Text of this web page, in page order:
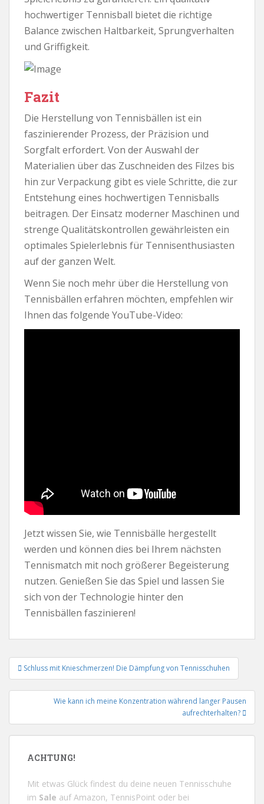
hochwertiger Tennisball bietet die richtige
Balance zwischen Haltbarkeit, Sprungverhalten
und Griffigkeit.
Fazit
Die Herstellung von Tennisbällen ist ein
faszinierender Prozess, der Präzision und
Sorgfalt erfordert. Von der Auswahl der
Materialien über das Zuschneiden des Filzes bis
hin zur Verpackung gibt es viele Schritte, die zur
Entstehung eines hochwertigen Tennisballs
beitragen. Der Einsatz moderner Maschinen und
strenge Qualitätskontrollen gewährleisten ein
optimales Spielerlebnis für Tennisenthusiasten
auf der ganzen Welt.
Wenn Sie noch mehr über die Herstellung von
Tennisbällen erfahren möchten, empfehlen wir
Ihnen das folgende YouTube-Video:
Jetzt wissen Sie, wie Tennisbälle hergestellt
werden und können dies bei Ihrem nächsten
Tennismatch mit noch größerer Begeisterung
nutzen. Genießen Sie das Spiel und lassen Sie
sich von der Technologie hinter den
Tennisbällen faszinieren!
Beitrags-
Navigation
Schluss mit Knieschmerzen! Die Dämpfung von Tennisschuhen
Wie kann ich meine Konzentration während langer Pausen
aufrechterhalten?
ACHTUNG!
Mit etwas Glück findest du deine neuen Tennisschuhe
im Sale aufAmazon, TennisPoint oder bei